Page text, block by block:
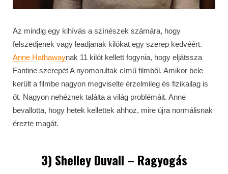
Az mindig egy kihívás a színészek számára, hogy
felszedjenek vagy leadjanak kilókat egy szerep kedvéért.
Anne Hathawaynak 11 kilót kellett fogynia, hogy eljátssza
Fantine szerepét A nyomorultak című filmből. Amikor bele
került a filmbe nagyon megviselte érzelmileg és fizikailag is
őt. Nagyon nehéznek találta a világ problémáit. Anne
bevallotta, hogy hetek kellettek ahhoz, mire újra normálisnak
érezte magát.
3) Shelley Duvall – Ragyogás